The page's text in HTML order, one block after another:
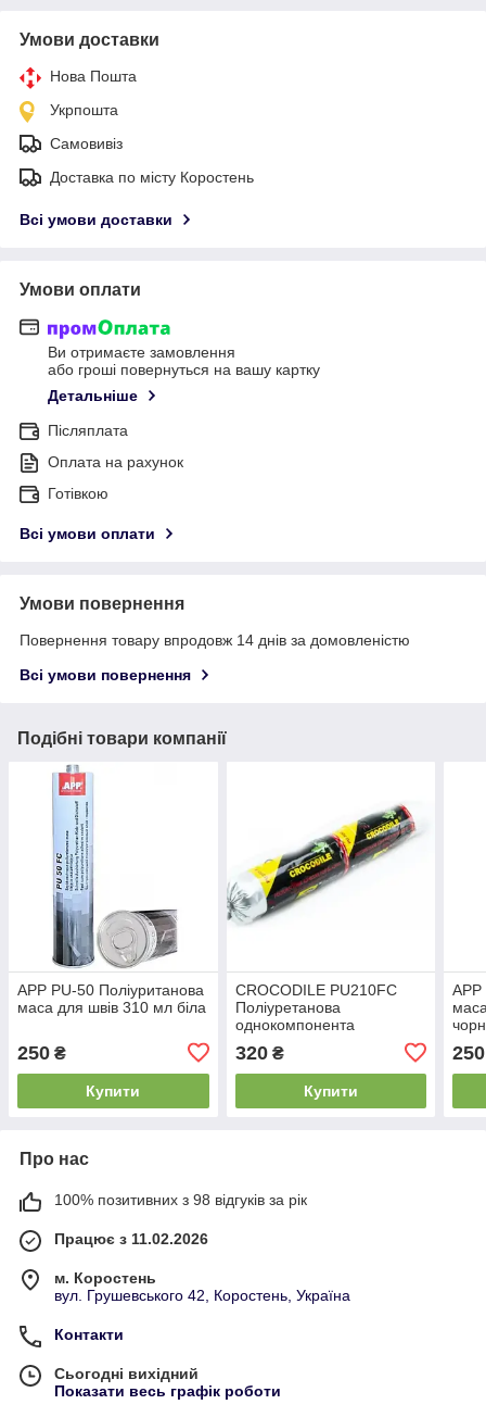
Умови доставки
Нова Пошта
Укрпошта
Самовивіз
Доставка по місту Коростень
Всі умови доставки
Умови оплати
Ви отримаєте замовлення
або гроші повернуться на вашу картку
Детальніше
Післяплата
Оплата на рахунок
Готівкою
Всі умови оплати
Умови повернення
Повернення товару впродовж 14 днів за домовленістю
Всі умови повернення
Подібні товари компанії
APP PU-50 Поліуританова
маса для швів 310 мл біла
250 ₴
Купити
CROCODILE PU210FC
Поліуретанова
однокомпонента
ущільна маса чорна
ковбаса 600 мл
320₴
Купити
APP
250
Про нас
100% позитивних з 98 відгуків за рік
Працює з 11.02.2026
м. Коростень
вул. Грушевського 42, Коростень, Україна
Контакти
Сьогодні вихідний
Показати весь графік роботи